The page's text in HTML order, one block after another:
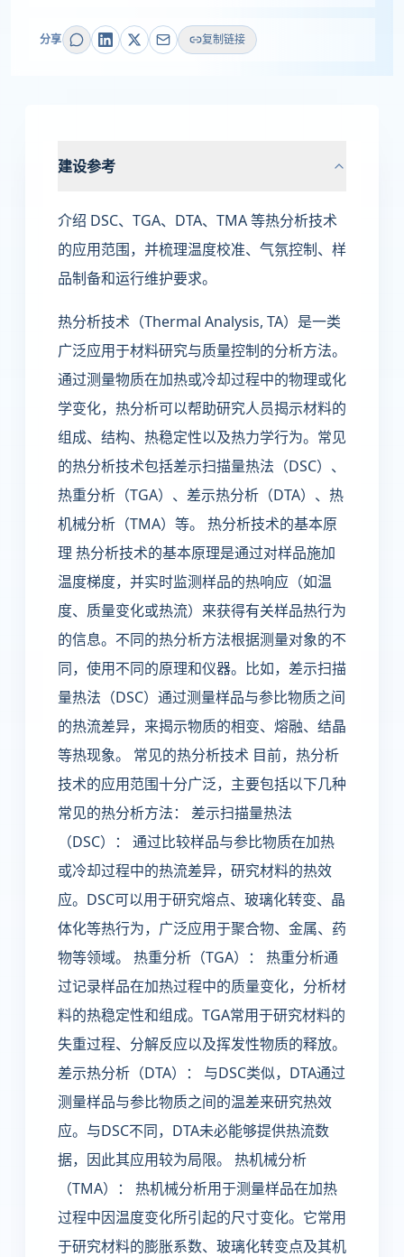
分享 复制链接
建设参考
介绍 DSC、TGA、DTA、TMA 等热分析技术
的应用范围，并梳理温度校准、气氛控制、样
品制备和运行维护要求。
热分析技术（Thermal Analysis, TA）是一类
广泛应用于材料研究与质量控制的分析方法。
通过测量物质在加热或冷却过程中的物理或化
学变化，热分析可以帮助研究人员揭示材料的
组成、结构、热稳定性以及热力学行为。常见
的热分析技术包括差示扫描量热法（DSC）、
热重分析（TGA）、差示热分析（DTA）、热
机械分析（TMA）等。 热分析技术的基本原
理 热分析技术的基本原理是通过对样品施加
温度梯度，并实时监测样品的热响应（如温
度、质量变化或热流）来获得有关样品热行为
的信息。不同的热分析方法根据测量对象的不
同，使用不同的原理和仪器。比如，差示扫描
量热法（DSC）通过测量样品与参比物质之间
的热流差异，来揭示物质的相变、熔融、结晶
等热现象。 常见的热分析技术 目前，热分析
技术的应用范围十分广泛，主要包括以下几种
常见的热分析方法： 差示扫描量热法
（DSC）： 通过比较样品与参比物质在加热
或冷却过程中的热流差异，研究材料的热效
应。DSC可以用于研究熔点、玻璃化转变、晶
体化等热行为，广泛应用于聚合物、金属、药
物等领域。 热重分析（TGA）： 热重分析通
过记录样品在加热过程中的质量变化，分析材
料的热稳定性和组成。TGA常用于研究材料的
失重过程、分解反应以及挥发性物质的释放。
差示热分析（DTA）： 与DSC类似，DTA通过
测量样品与参比物质之间的温差来研究热效
应。与DSC不同，DTA未必能够提供热流数
据，因此其应用较为局限。 热机械分析
（TMA）： 热机械分析用于测量样品在加热
过程中因温度变化所引起的尺寸变化。它常用
于研究材料的膨胀系数、玻璃化转变点及其机